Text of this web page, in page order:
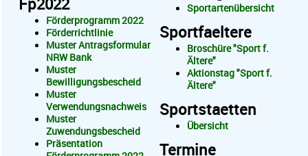
Förderprogramm 2022
Förderrichtlinie
Muster Antragsformular
NRW Bank
Muster
Bewilligungsbescheid
Muster
Verwendungsnachweis
Muster
Zuwendungsbescheid
Präsentation
Sportartenübersicht
Sportfaeltere
Broschüre "Sport f.
Ältere"
Aktionstag "Sport f.
Ältere"
Sportstaetten
Übersicht
Termine